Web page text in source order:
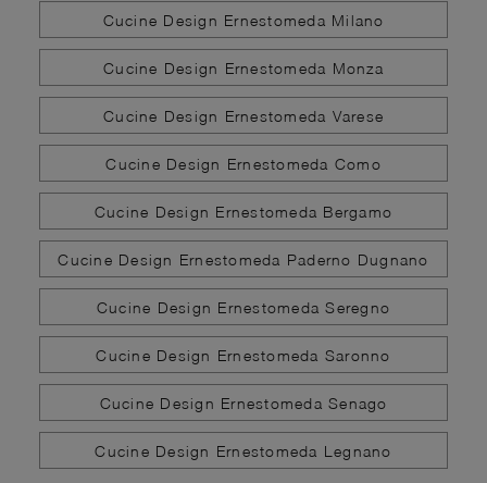
Cucine Design Ernestomeda Milano
Cucine Design Ernestomeda Monza
Cucine Design Ernestomeda Varese
Cucine Design Ernestomeda Como
Cucine Design Ernestomeda Bergamo
Cucine Design Ernestomeda Paderno Dugnano
Cucine Design Ernestomeda Seregno
Cucine Design Ernestomeda Saronno
Cucine Design Ernestomeda Senago
Cucine Design Ernestomeda Legnano